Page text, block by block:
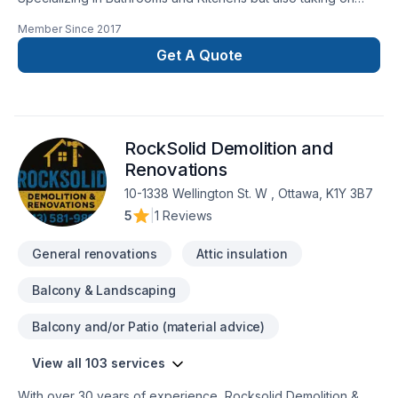
projects like decks and fences and will also take on painting
contracts. We also have all the sub trades to get any other
work you might want done.
Member Since 2017
Get A Quote
RockSolid Demolition and
Renovations
10-1338 Wellington St. W , Ottawa, K1Y 3B7
5
1 Reviews
General renovations Attic insulation
Balcony & Landscaping
Balcony and/or Patio (material advice)
View all 103 services